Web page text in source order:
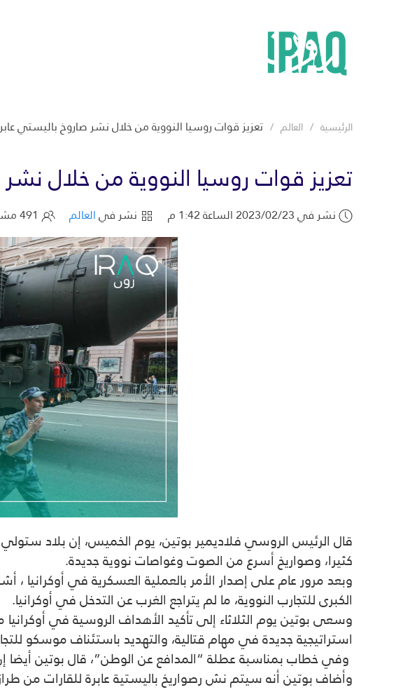
الرئيسية العالم تعزيز قوات روسيا النووية من خلال نشر صاروخ باليستي
تعزيز قوات روسيا النووية من خلال نشر
نشر في 2023/02/23 الساعة 1:42 م نشر فيالعالم
قال الرئيس الروسي فلاديمير بوتين، يوم الخميس، إن بلاد ستولي
كثيرا، وصواريخ أسرع من الصوت وغواصات نووية جديدة.
وبعد مرور عام على إصدار الأمر بالعملية العسكرية في
الكبرى للتجارب النووية، ما لم يتراجع الغرب عن التدخل في أوكرانيا.
وسعى بوتين يوم الثلاثاء إلى تأكيد الأهداف الروسية في
استراتيجية جديدة في مهام قتالية، والتهديد باستئناف موسكو
وفي خطاب بمناسبة عطلة “المدافع عن الوطن”، قال بوتين
وأضاف بوتين أنه سيتم نش رصواريخ باليستية عابرة للقارات من